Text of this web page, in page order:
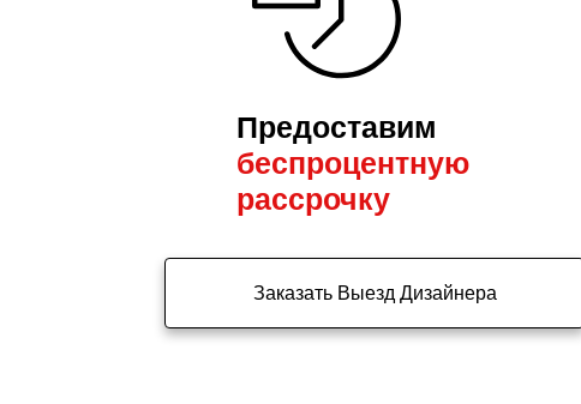
Предоставим
беспроцентную
рассрочку
Заказать Выезд Дизайнера